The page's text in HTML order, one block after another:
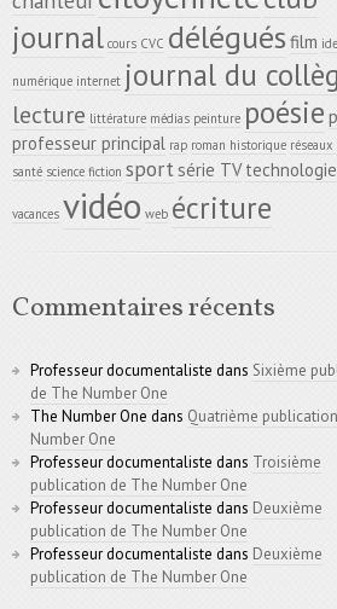
journal cours CVC délégués film
numérique internet journal du
lecture littérature médias peinture poésie
professeur principal rap roman historique réseaux
santé science fiction sportsérie TV technologie
vacances vidéo web écriture
Commentaires récents
Professeur documentaliste dans Sixième
de The Number One
The Number One dans Quatrième
Number One
Professeur documentaliste dans Troisième
publication de The Number One
Professeur documentaliste dans Deuxième
publication de The Number One
Professeur documentaliste dans Deuxième
publication de The Number One